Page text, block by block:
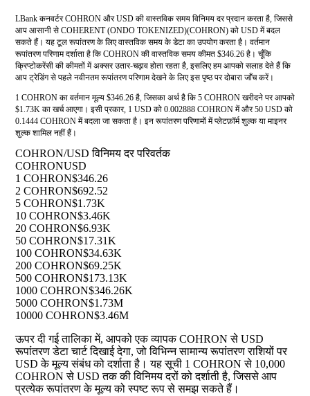
LBank कनवर्टर COHRON और USD की वास्तविक समय विनिमय दर प्रदान करता है, जिससे
आप आसानी से COHERENT (ONDO TOKENIZED)(COHRON) को USD में बदल
सकते हैं। यह टूल रूपांतरण के लिए वास्तविक समय के डेटा का उपयोग करता है। वर्तमान
रूपांतरण परिणाम दर्शाता है कि COHRON की वास्तविक समय कीमत $346.26 है। चूँकि
क्रिप्टोकरेंसी की कीमतों में अक्सर उतार-चढ़ाव होता रहता है, इसलिए हम आपको सलाह देते हैं कि
आप ट्रेडिंग से पहले नवीनतम रूपांतरण परिणाम देखने के लिए इस पृष्ठ पर दोबारा जाँच करें।
1 COHRON का वर्तमान मूल्य $346.26 है, जिसका अर्थ है कि 5 COHRON खरीदने पर आपको
$1.73K का खर्च आएगा। इसी प्रकार, 1 USD को 0.002888 COHRON में और 50 USD को
0.1444 COHRON में बदला जा सकता है। इन रूपांतरण परिणामों में प्लेटफ़ॉर्म शुल्क या माइनर
शुल्क शामिल नहीं हैं।
COHRON/USD विनिमय दर परिवर्तक
COHRONUSD
1 COHRON$346.26
2 COHRON$692.52
5 COHRON$1.73K
10 COHRON$3.46K
20 COHRON$6.93K
50 COHRON$17.31K
100 COHRON$34.63K
200 COHRON$69.25K
500 COHRON$173.13K
1000 COHRON$346.26K
5000 COHRON$1.73M
10000 COHRON$3.46M
ऊपर दी गई तालिका में, आपको एक व्यापक COHRON से USD
रूपांतरण डेटा चार्ट दिखाई देगा, जो विभिन्न सामान्य रूपांतरण राशियों पर
USD के मूल्य संबंध को दर्शाता है। यह सूची 1 COHRON से 10,000
COHRON से USD तक की विनिमय दरों को दर्शाती है, जिससे आप
प्रत्येक रूपांतरण के मूल्य को स्पष्ट रूप से समझ सकते हैं।